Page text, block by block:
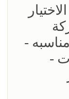
- شركة
-
-